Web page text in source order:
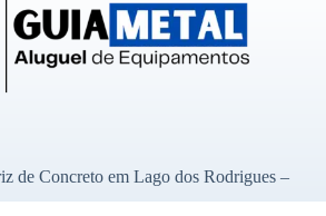
de Concreto em Lago dos Rodrigues –